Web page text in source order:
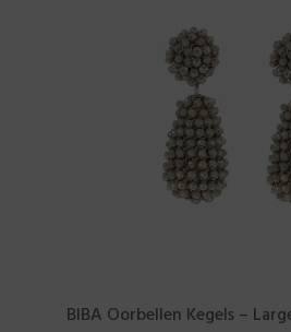
BIBA Oorbellen Kegels –